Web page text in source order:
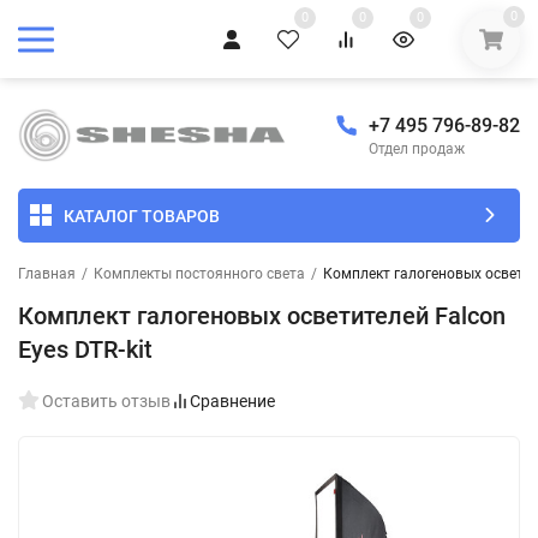
0 0 0 0
+7 495 796-89-82
Отдел продаж
КАТАЛОГ ТОВАРОВ
Главная / Комплекты постоянного света / Комплект галогеновых
Комплект галогеновых осветителей Falcon
Eyes DTR-kit
Оставить отзыв Сравнение